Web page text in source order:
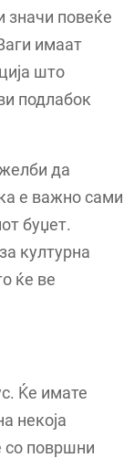
значи повеќе
имаат
што
подлабок
да
е важно сами
буџет.
културна
ќе ве
Ќе имате
некоја
со површни